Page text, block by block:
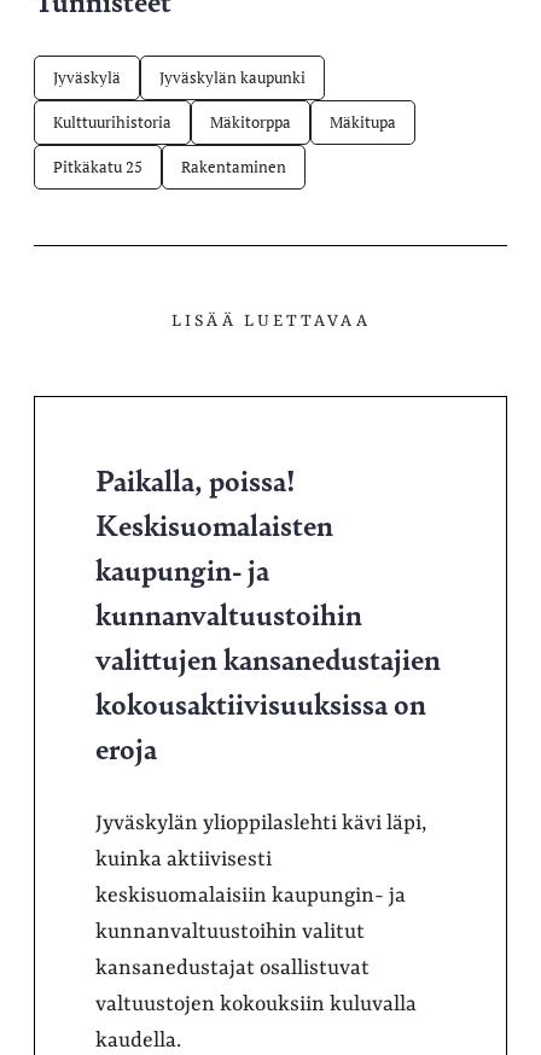
Jyväskylä Jyväskylän kaupunki
Kulttuurihistoria Mäkitorppa Mäkitupa
Pitkäkatu 25 Rakentaminen
LISÄÄ LUETTAVAA
Paikalla, poissa!
Keskisuomalaisten
kaupungin- ja
kunnanvaltuustoihin
valittujen kansanedustajien
kokousaktiivisuuksissa on
eroja
Jyväskylän ylioppilaslehti kävi läpi,
kuinka aktiivisesti
keskisuomalaisiin kaupungin- ja
kunnanvaltuustoihin valitut
kansanedustajat osallistuvat
valtuustojen kokouksiin kuluvalla
kaudella.